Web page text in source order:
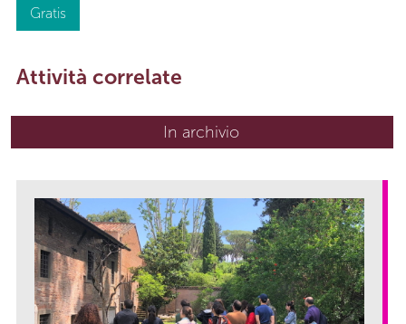
Gratis
Attività correlate
In archivio